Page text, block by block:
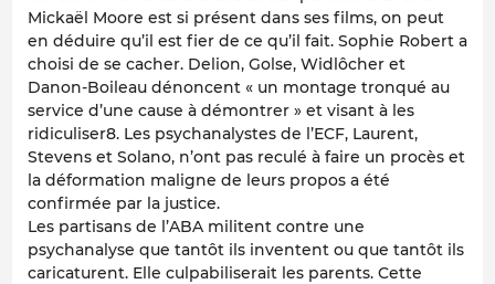
Mickaël Moore est si présent dans ses films, on peut
en déduire qu’il est fier de ce qu’il fait. Sophie Robert a
choisi de se cacher. Delion, Golse, Widlôcher et
Danon-Boileau dénoncent « un montage tronqué au
service d’une cause à démontrer » et visant à les
ridiculiser8. Les psychanalystes de l’ECF, Laurent,
Stevens et Solano, n’ont pas reculé à faire un procès et
la déformation maligne de leurs propos a été
confirmée par la justice.
Les partisans de l’ABA militent contre une
psychanalyse que tantôt ils inventent ou que tantôt ils
caricaturent. Elle culpabiliserait les parents. Cette